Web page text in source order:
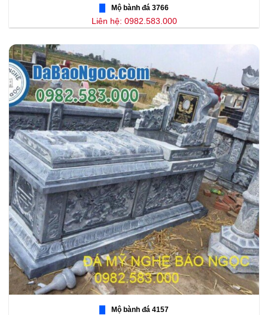
Mộ bành đá 3766
Liên hệ: 0982.583.000
Mộ bành đá 4157